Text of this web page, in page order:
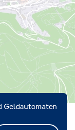
Geldautomaten